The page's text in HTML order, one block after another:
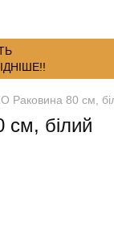
Раковина 80 см,
см, білий